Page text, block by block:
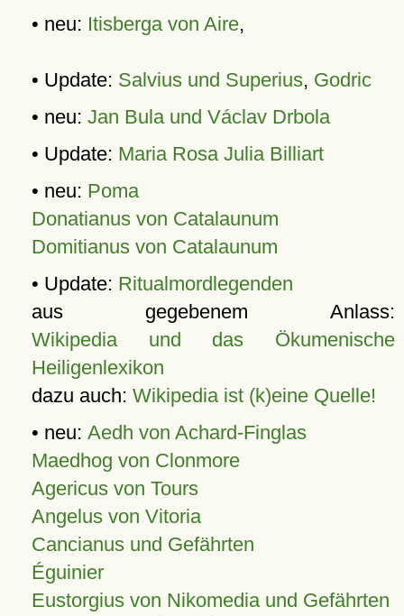
• neu: Itisberga von Aire,
• Update: Salvius und Superius, Godric
• neu: Jan Bula und Václav Drbola
• Update: Maria Rosa Julia Billiart
• neu: Poma
Donatianus von Catalaunum
Domitianus von Catalaunum
• Update: Ritualmordlegenden
aus gegebenem Anlass:
Wikipedia und das Ökumenische
Heiligenlexikon
dazu auch: Wikipedia ist (k)eine Quelle!
• neu: Aedh von Achard-Finglas
Maedhog von Clonmore
Agericus von Tours
Angelus von Vitoria
Cancianus und Gefährten
Éguinier
Eustorgius von Nikomedia und Gefährten